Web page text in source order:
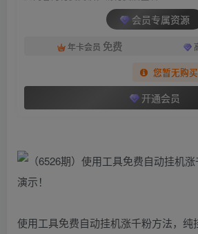
会员专属资源
年卡会员 免费
您暂无购
开通会员
使用工具免费自动挂机涨千粉方法，纯